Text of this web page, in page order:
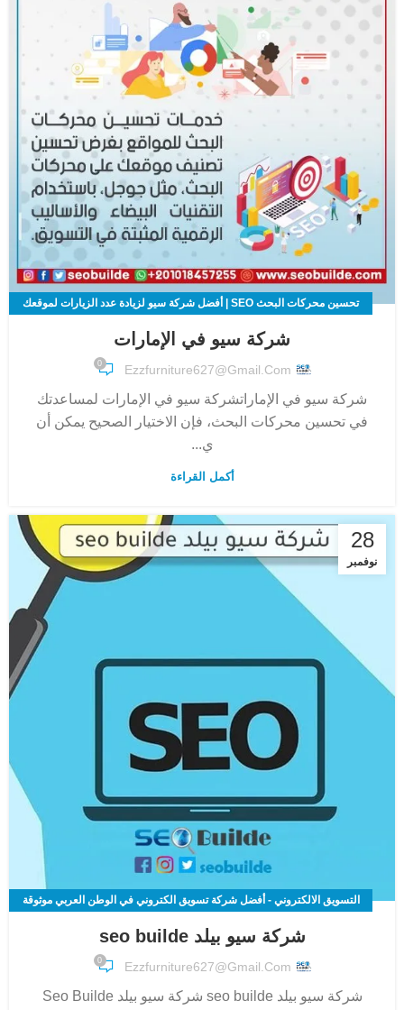
تحسين محركات البحث SEO | أفضل شركة سيو لزيادة عدد الزيارات لموقعك
شركة سيو في الإمارات
Ezzfurniture627@gmail.com
0
شركة سيو في الإماراتشركة سيو في الإمارات لمساعدتك
في تحسين محركات البحث، فإن الاختيار الصحيح يمكن أن
ي...
أكمل القراءة
28
نوفمبر
التسويق الالكتروني - أفضل شركة تسويق الكتروني في الوطن العربي موثوقة
تحسين محركات البحث SEO | أفضل شركة سيو لزيادة عدد الزيارات لموقعك
الالكتروني
شركة سيو بيلد seo builde
Ezzfurniture627@gmail.com
0
شركة سيو بيلد seo builde شركة سيو بيلد Seo Builde